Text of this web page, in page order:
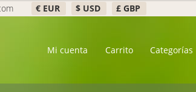
€ EUR $ USD £ GBP
Mi cuenta Carrito Categorías